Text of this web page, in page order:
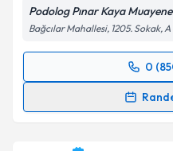
Podolog Pınar Kaya
Bağcılar Mahallesi, 1205. Sokak, A
0
Randevu Takvimi